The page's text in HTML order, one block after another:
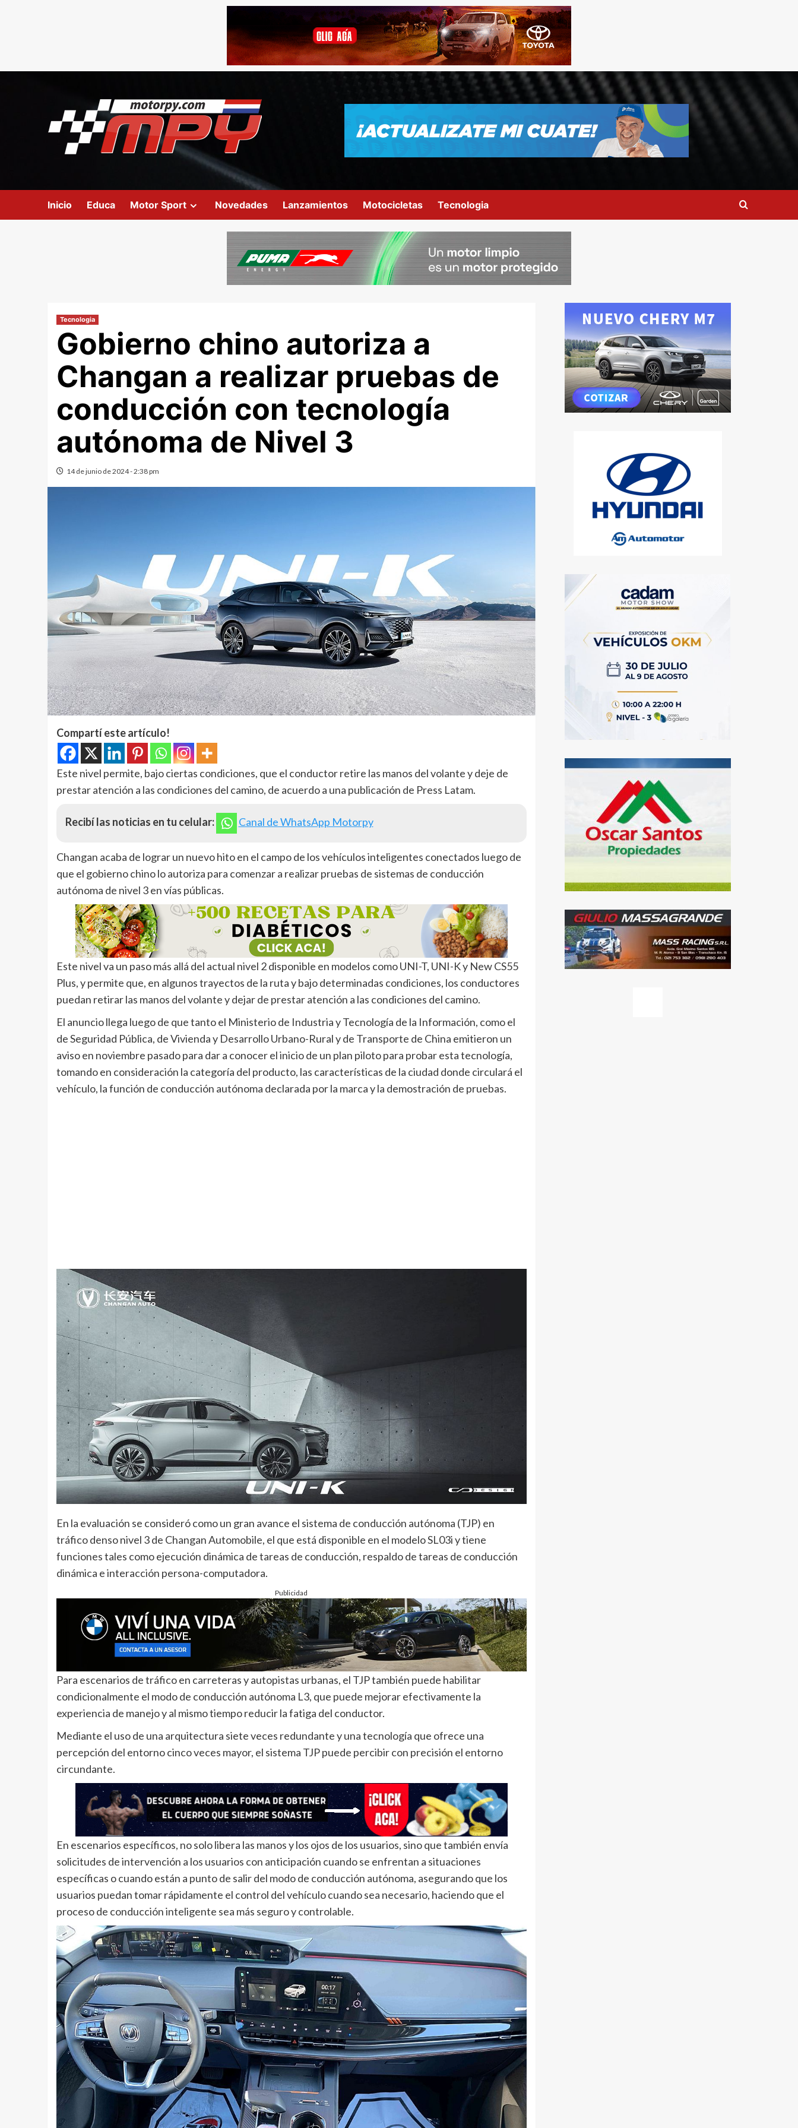
Inicio Educa Motor Sport Novedades Lanzamientos Motocicletas Tecnologia
Tecnologia
Gobierno chino autoriza a
Changan a realizar pruebas de
conducción con tecnología
autónoma de Nivel 3
14 de junio de 2024 - 2:38 pm
Compartí este artículo!
Este nivel permite, bajo ciertas condiciones, que el conductor retire las manos del volante y deje de
prestar atención a las condiciones del camino, de acuerdo a una publicación de Press Latam.
Recibí las noticias en tu celular: Canal de WhatsApp Motorpy
Changan acaba de lograr un nuevo hito en el campo de los vehículos inteligentes conectados luego de
que el gobierno chino lo autoriza para comenzar a realizar pruebas de sistemas de conducción
autónoma de nivel 3 en vías públicas.
Este nivel va un paso más allá del actual nivel 2 disponible en modelos como UNI-T, UNI-K y New CS55
Plus, y permite que, en algunos trayectos de la ruta y bajo determinadas condiciones, los conductores
puedan retirar las manos del volante y dejar de prestar atención a las condiciones del camino.
El anuncio llega luego de que tanto el Ministerio de Industria y Tecnología de la Información, como el
de Seguridad Pública, de Vivienda y Desarrollo Urbano-Rural y de Transporte de China emitieron un
aviso en noviembre pasado para dar a conocer el inicio de un plan piloto para probar esta tecnología,
tomando en consideración la categoría del producto, las características de la ciudad donde circulará el
vehículo, la función de conducción autónoma declarada por la marca y la demostración de pruebas.
En la evaluación se consideró como un gran avance el sistema de conducción autónoma (TJP) en
tráfico denso nivel 3 de Changan Automobile, el que está disponible en el modelo SL03i y tiene
funciones tales como ejecución dinámica de tareas de conducción, respaldo de tareas de conducción
dinámica e interacción persona-computadora.
Publicidad
Para escenarios de tráfico en carreteras y autopistas urbanas, el TJP también puede habilitar
condicionalmente el modo de conducción autónoma L3, que puede mejorar efectivamente la
experiencia de manejo y al mismo tiempo reducir la fatiga del conductor.
Mediante el uso de una arquitectura siete veces redundante y una tecnología que ofrece una
percepción del entorno cinco veces mayor, el sistema TJP puede percibir con precisión el entorno
circundante.
En escenarios específicos, no solo libera las manos y los ojos de los usuarios, sino que también envía
solicitudes de intervención a los usuarios con anticipación cuando se enfrentan a situaciones
específicas o cuando están a punto de salir del modo de conducción autónoma, asegurando que los
usuarios puedan tomar rápidamente el control del vehículo cuando sea necesario, haciendo que el
proceso de conducción inteligente sea más seguro y controlable.